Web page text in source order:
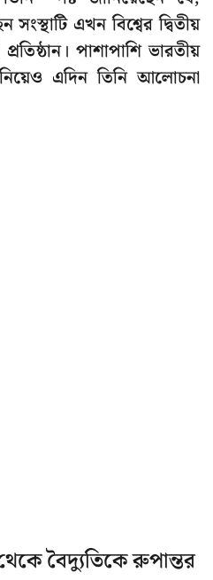
এখন বিশ্বের দ্বিতীয়
পাশাপাশি ভারতীয়
এদিন তিনি আলোচনা
বৈদ্যুতিকে রুপান্তর